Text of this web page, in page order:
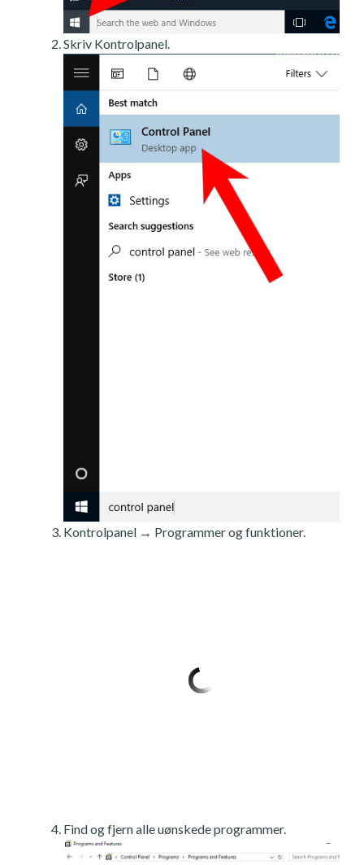
Skriv Kontrolpanel.
Kontrolpanel → Programmer og funktioner.
Find og fjern alle uønskede programmer.